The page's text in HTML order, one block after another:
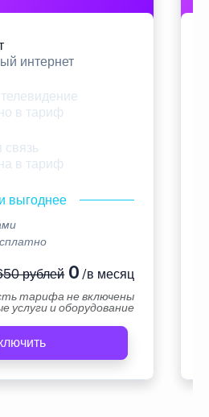
интернет
в тариф
связь
в тариф
выгоднее
рублей0 /в месяц
тарифа не включены
услуги и оборудование